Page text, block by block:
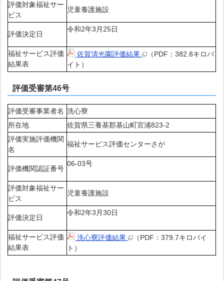
評価対象福祉サー
ビス
児童養護施設
評価決定日
令和2年3月25日
福祉サービス評価
結果表
佐賀清光園評価結果
（PDF：382.8キロバ
イト）
評価受審第46号
評価受審事業者名 洗心寮
所在地
佐賀県三養基郡基山町宮浦823-2
評価実施評価機関
名
福祉サービス評価センターさが
評価機関認証番号
06-03号
評価対象福祉サー
ビス
児童養護施設
評価決定日
令和2年3月30日
福祉サービス評価
結果表
洗心寮評価結果
（PDF：379.7キロバイ
ト）